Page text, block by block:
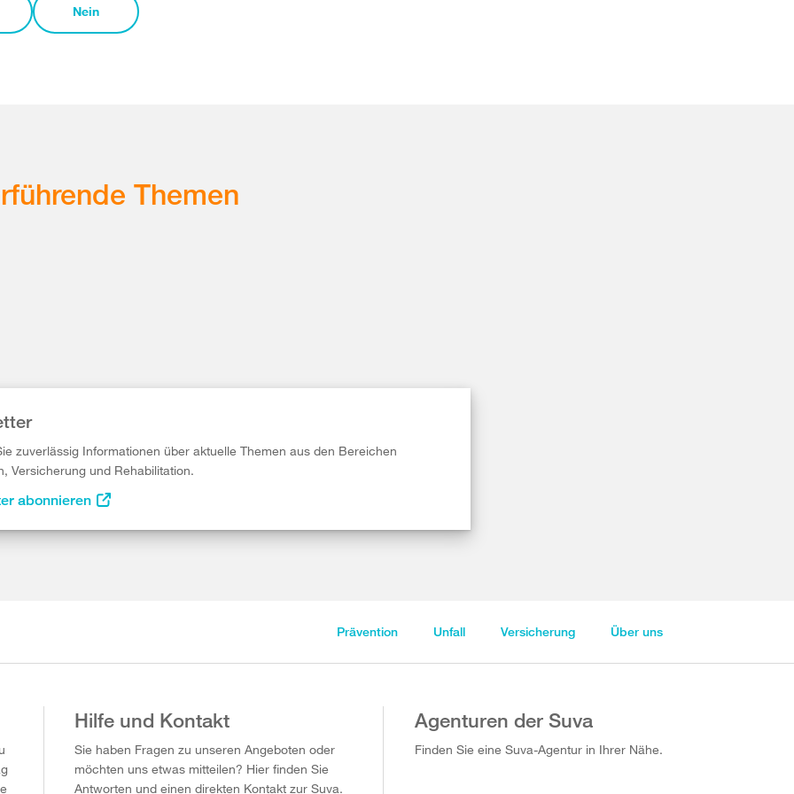
Nein
Themen
zuverlässig Informationen über aktuelle Themen aus den Bereichen
Versicherung und Rehabilitation.
abonnieren
Prävention Unfall Versicherung Über uns
Hilfe und Kontakt
Sie haben Fragen zu unseren Angeboten oder
möchten uns etwas mitteilen? Hier finden Sie
Antworten und einen direkten Kontakt zur Suva.
Agenturen der Suva
Finden Sie eine Suva-Agentur in Ihrer Nähe.